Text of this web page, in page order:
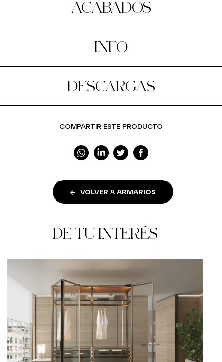
ACABADOS
INFO
DESCARGAS
COMPARTIR ESTE PRODUCTO
VOLVER A ARMARIOS
DE TU INTERÉS